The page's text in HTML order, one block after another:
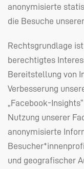
anonymisierte
die Besuche
Rechtsgrundlage
berechtigtes
Bereitstellung von
Verbesserung
„Facebook-
Nutzung unserer
anonymisierte
und geografischer